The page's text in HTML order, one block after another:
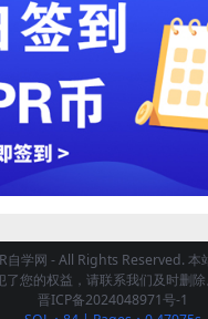
学网 - All Rights Reserved. 本
您的权益，请联系我们及时删除
晋ICP备2024048971号-1